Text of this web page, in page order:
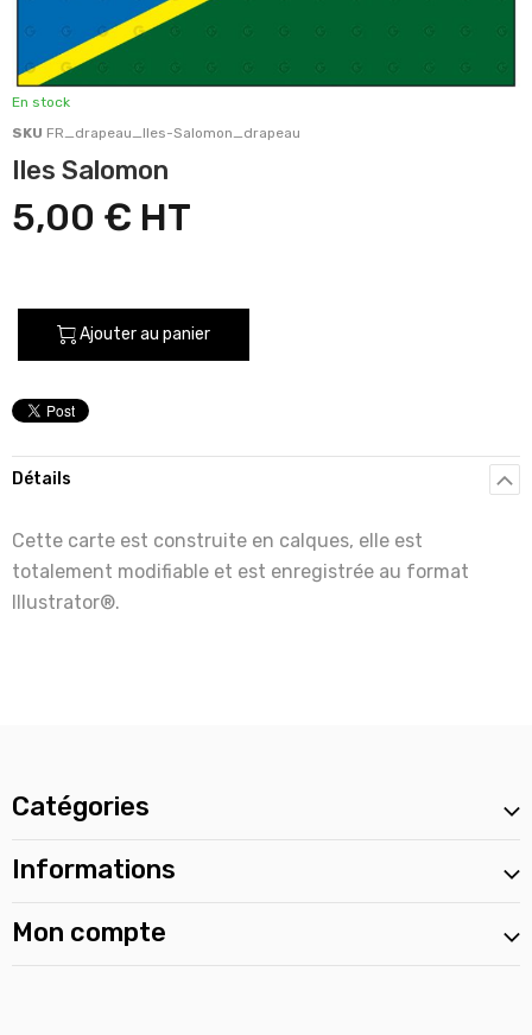
En stock
SKU FR_drapeau_Iles-Salomon_drapeau
Iles Salomon
5,00 €
Ajouter au panier
Détails
Cette carte est construite en calques, elle est
totalement modifiable et est enregistrée au format
Illustrator®.
Catégories
Informations
Mon compte